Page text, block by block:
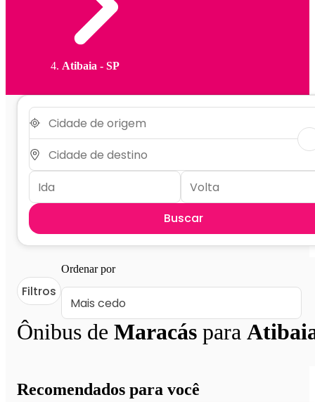
Atibaia - SP
Buscar
Ônibus de Maracás para
Filtros
Ordenar por
Recomendados para você